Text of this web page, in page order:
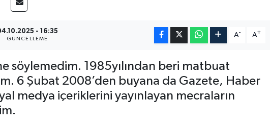
- 16:35
GÜNCELLEME
A- A+
söylemedim. 1985yılından beri matbuat
6 Şubat 2008’den buyana da Gazete, Haber
medya içeriklerini yayınlayan mecraların